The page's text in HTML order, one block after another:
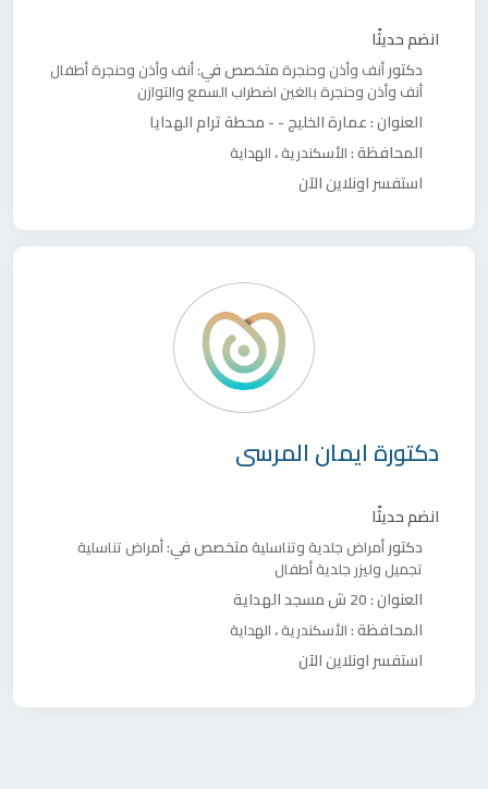
انضم حديثًا
دكتورأنف وأذن وحنجرةمتخصص في:أنف وأذن وحنجرة أطفال
أنف وأذن وحنجرة بالغين اضطراب السمع والتوازن
العنوان :عمارة الخليج - - محطة ترام الهدايا
المحافظة :الأسكندرية،الهداية
استفسر اونلاين الآن
دكتورة ايمان المرسى
انضم حديثًا
دكتورأمراض جلدية وتناسليةمتخصص في:أمراض تناسلية
تجميل وليزر جلدية أطفال
العنوان :20 ش مسجد الهداية
المحافظة :الأسكندرية،الهداية
استفسر اونلاين الآن